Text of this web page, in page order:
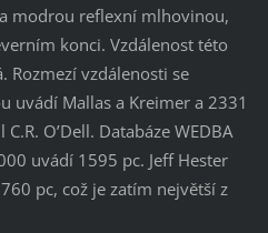
modrou reflexní mlhovinou,
konci. Vzdálenost této
Rozmezí vzdálenosti se
uvádí Mallas a Kreimer a 2331
O’Dell. Databáze WEDBA
uvádí 1595 pc. Jeff Hester
pc, což je zatím největší z